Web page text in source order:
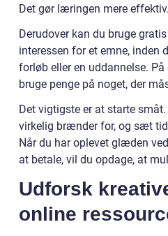
Det gør læringen mere effektiv.
Derudover kan du bruge
interessen for et emne, inden
forløb eller en uddannelse.
bruge penge på noget, der
Det vigtigste er at starte
virkelig brænder for, og sæt
Når du har oplevet glæden
at betale, vil du opdage, at
Udforsk
online